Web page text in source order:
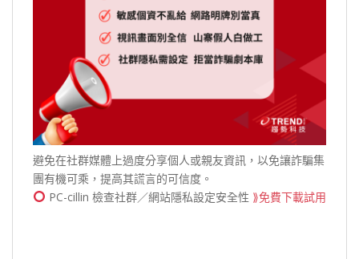
避免在社群媒體上過度分享個人或親友資訊，以免讓詐騙集
團有機可乘，提高其謊言的可信度。
PC-cillin 檢查社群／網站隱私設定安全性 ⟫免費下載試用